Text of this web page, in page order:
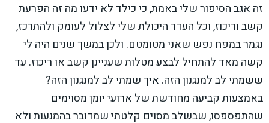
זה אגב הסיפור שלי באמת, כי כילד לא ידעו מה זה הפרעת
קשב וריכוז, וכל העדר היכולת שלי לצלול לעומק ולהתרכז,
נגמר במפח נפש שאני מטומטם. ולכן במשך שנים היה לי
קשה מאד להתחיל לבצע מטלות שעניינן קשב או ריכוז. עד
ששמתי לב למנגנון הזה. איך שמתי לב למנגנון הזה?
באמצעות קביעה מחודשת של ארועי יומן מסוימים
שהתפספסו, שבשלב מסוים קלטתי שמדובר בהמנעות ולא